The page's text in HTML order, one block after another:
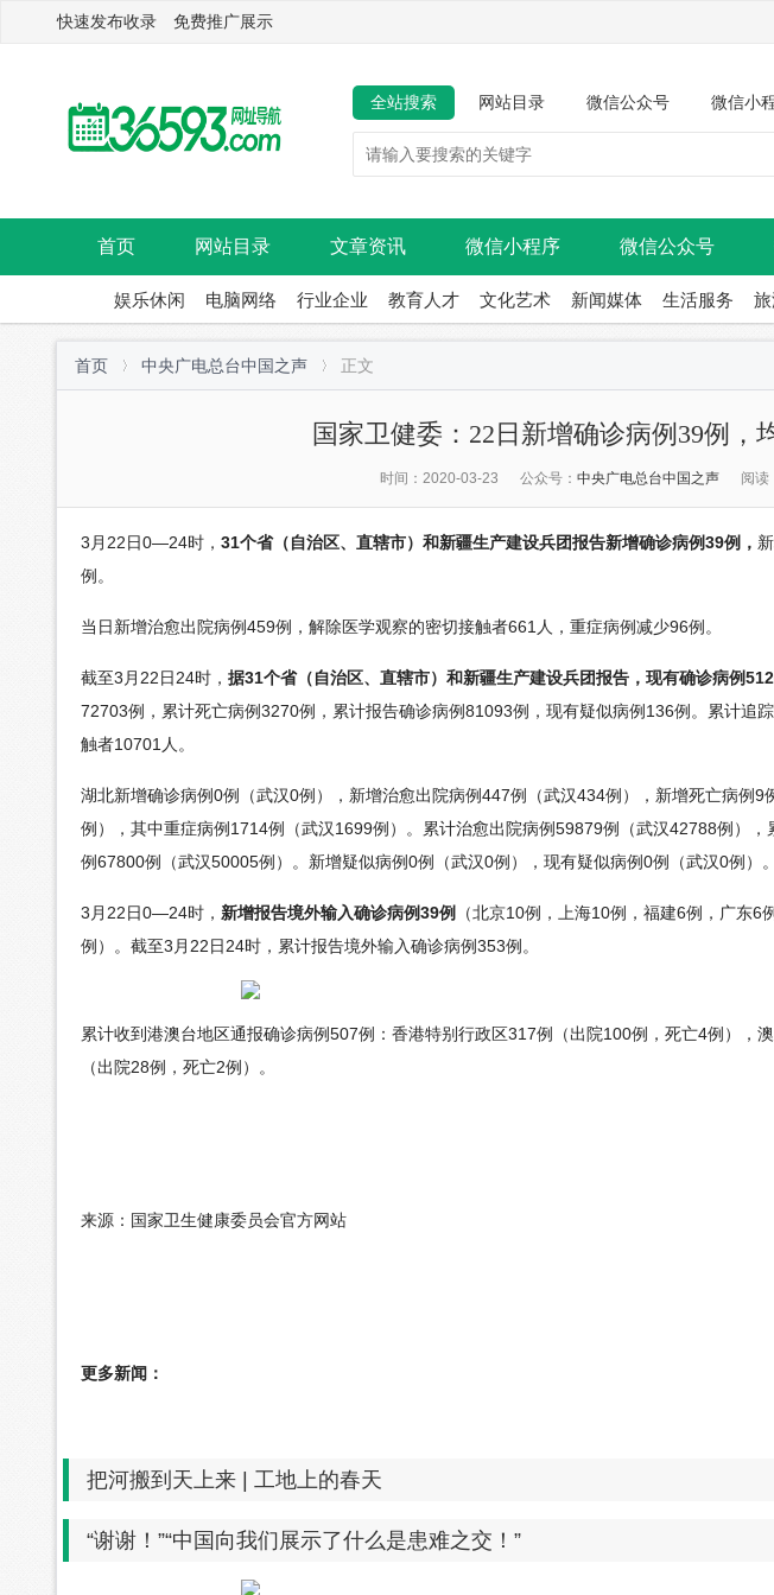
快速发布收录 免费推广展示
全站搜索 网站目录 微信公众号 微信小
首页 网站目录 文章资讯 微信小程序 微信公众号
娱乐休闲 电脑网络 行业企业 教育人才 文化艺术 新闻媒体 生活服务
首页 中央广电总台中国之声 正文
国家卫健委：22日新增确诊病例39例，
时间：2020-03-23 公众号： 中央广电总台中国之声 阅读
3月22日0—24时， 31个省（自治区、直辖市）和新疆生产建设兵团报告新增确诊病例39例，
例。
当日新增治愈出院病例459例，解除医学观察的密切接触者661人，重症病例减少96例。
截至3月22日24时， 据31个省（自治区、直辖市）和新疆生产建设兵团报告，现有确诊病例
72703例，累计死亡病例3270例，累计报告确诊病例81093例，现有疑似病例136例。累计追
触者10701人。
湖北新增确诊病例0例（武汉0例），新增治愈出院病例447例（武汉434例），新增死亡病例
例），其中重症病例1714例（武汉1699例）。累计治愈出院病例59879例（武汉42788例）
例67800例（武汉50005例）。新增疑似病例0例（武汉0例），现有疑似病例0例（武汉0例）。
3月22日0—24时， 新增报告境外输入确诊病例39例
（北京10例，上海10例，福建6例，广东
例）。截至3月22日24时，累计报告境外输入确诊病例353例。
累计收到港澳台地区通报确诊病例507例：香港特别行政区317例（出院100例，死亡4例），
（出院28例，死亡2例）。
来源：国家卫生健康委员会官方网站
更多新闻：
把河搬到天上来 | 工地上的春天
“谢谢！”“中国向我们展示了什么是患难之交！”